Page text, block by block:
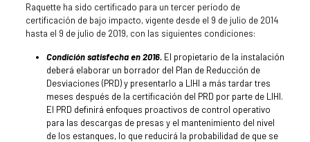
Raquette ha sido certificado para un tercer período de
certificación de bajo impacto, vigente desde el 9 de julio de 2014
hasta el 9 de julio de 2019, con las siguientes condiciones:
Condición satisfecha en 2016. El propietario de la instalación
deberá elaborar un borrador del Plan de Reducción de
Desviaciones (PRD) y presentarlo a LIHI a más tardar tres
meses después de la certificación del PRD por parte de LIHI.
El PRD definirá enfoques proactivos de control operativo
para las descargas de presas y el mantenimiento del nivel
de los estanques, lo que reducirá la probabilidad de que se